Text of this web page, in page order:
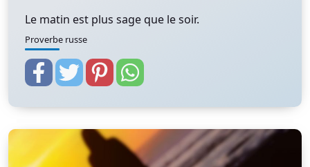
Le matin est plus sage que le soir.
Proverbe russe